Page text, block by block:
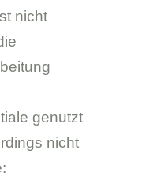
nicht
genutzt
nicht